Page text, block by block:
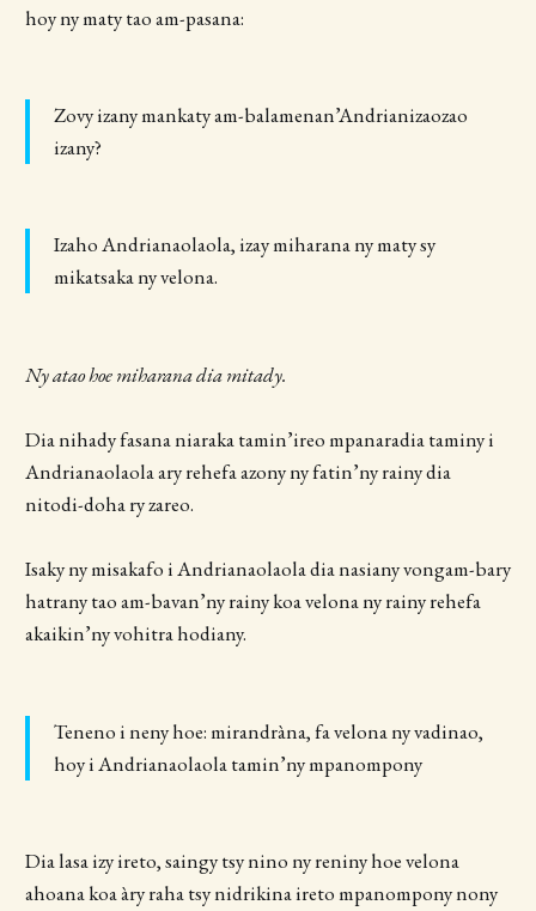
hoy ny maty tao am-pasana:
Zovy izany mankaty am-balamenan’Andrianizaozao
izany?
Izaho Andrianaolaola, izay miharana ny maty sy
mikatsaka ny velona.
Ny atao hoe miharana dia mitady.
Dia nihady fasana niaraka tamin’ireo mpanaradia taminy i
Andrianaolaola ary rehefa azony ny fatin’ny rainy dia
nitodi-doha ry zareo.
Isaky ny misakafo i Andrianaolaola dia nasiany vongam-bary
hatrany tao am-bavan’ny rainy koa velona ny rainy rehefa
akaikin’ny vohitra hodiany.
Teneno i neny hoe: mirandràna, fa velona ny vadinao,
hoy i Andrianaolaola tamin’ny mpanompony
Dia lasa izy ireto, saingy tsy nino ny reniny hoe velona
ahoana koa àry raha tsy nidrikina ireto mpanompony nony